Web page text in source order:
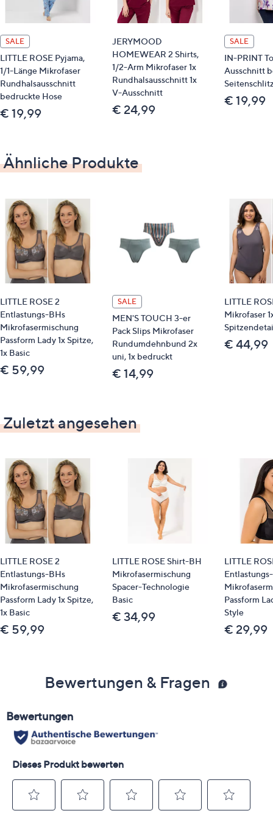
Passform
Material
90 % Polyester, 10 % Elasthan
Schonwäsche 40° C
Qualitätshinweise
Echte Mikrofaser
STANDARD 100 by OEKO-TEX®
SALE
LITTLE ROSE Pyjama,
1/1-Länge Mikrofaser
Rundhalsausschnitt
bedruckte Hose
€ 19,99
JERYMOOD
HOMEWEAR 2 Shirts,
1/2-Arm Mikrofaser 1x
Rundhalsausschnitt 1x
V-Ausschnitt
€ 24,99
SALE
IN-PRINT
Ausschnitt
€ 19,99
Ähnliche Produkte
LITTLE ROSE 2
Entlastungs-BHs
Mikrofasermischung
Passform Lady 1x Spitze,
1x Basic
€ 59,99
SALE
MEN'S TOUCH 3-er
Pack Slips Mikrofaser
Rundumdehnbund 2x
uni, 1x bedruckt
€ 14,99
LITTLE
Mikrofaser
€ 44,99
Zuletzt angesehen
LITTLE ROSE 2
Entlastungs-BHs
Mikrofasermischung
Passform Lady 1x Spitze,
1x Basic
€ 59,99
LITTLE ROSE Shirt-BH
Mikrofasermischung
Spacer-Technologie
Basic
€ 34,99
LITTLE
Passform
Style
€ 29,99
Bewertungen & Fragen